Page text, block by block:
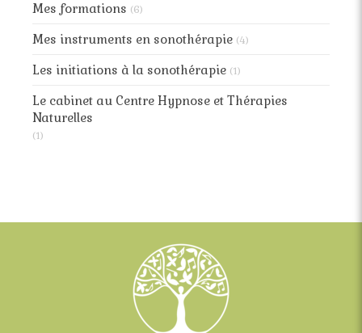
Mes formations (6)
Mes instruments en sonothérapie (4)
Les initiations à la sonothérapie (1)
Le cabinet au Centre Hypnose et Thérapies
Naturelles
(1)